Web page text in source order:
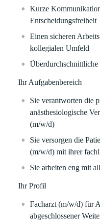
Kurze
Entscheidungsfreiheit
Einen sicheren
kollegialen Umfeld
Überdurchschnittliche
Ihr Aufgabenbereich
Sie verantworten die
anästhesiologische
(m/w/d)
Sie versorgen die
(m/w/d) mit ihrer
Sie arbeiten eng mit
Ihr Profil
Facharzt (m/w/d) für
abgeschlossener